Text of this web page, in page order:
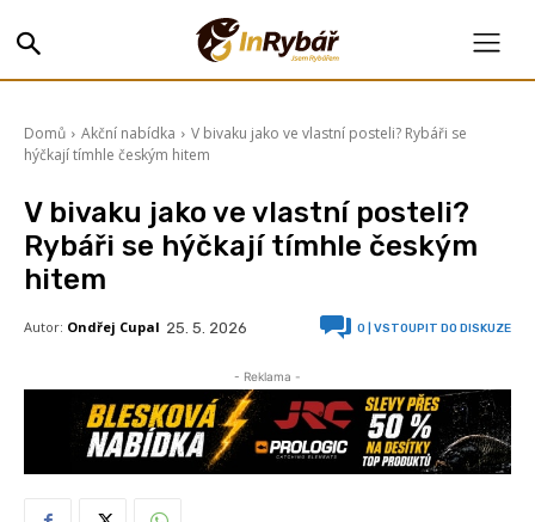
Domů Akční nabídka
V bivaku jako ve vlastní posteli? Rybáři se
hýčkají tímhle českým hitem
V bivaku jako ve vlastní posteli?
Rybáři se hýčkají tímhle českým
hitem
Autor: Ondřej Cupal 25. 5. 2026 0 | VSTOUPIT DO DISKUZE
- Reklama -